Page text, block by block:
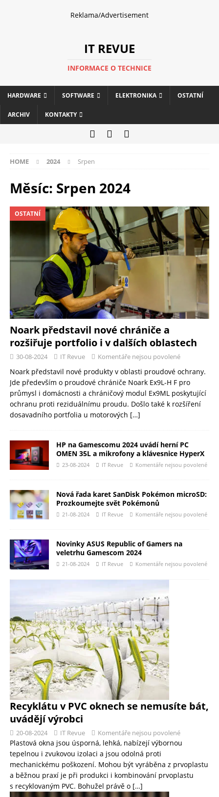
Reklama/Advertisement
IT REVUE
INFORMACE O TECHNICE
HARDWARE SOFTWARE ELEKTRONIKA OSTATNÍ
ARCHIV KONTAKTY
HOME 2024 Srpen
Měsíc: Srpen 2024
OSTATNÍ
Noark představil nové chrániče a
rozšiřuje portfolio i v dalších oblastech
30-08-2024 IT Revue Komentáře nejsou povolené
Noark představil nové produkty v oblasti proudové ochrany.
Jde především o proudové chrániče Noark Ex9L-H F pro
průmysl i domácnosti a chráničový modul Ex9ML poskytující
ochranu proti reziduálnímu proudu. Došlo také k rozšíření
dosavadního portfolia u motorových […]
HP na Gamescomu 2024 uvádí herní PC
OMEN 35L a mikrofony a klávesnice HyperX
23-08-2024 IT Revue Komentáře nejsou povolené
Nová řada karet SanDisk Pokémon microSD:
Prozkoumejte svět Pokémonů
21-08-2024 IT Revue Komentáře nejsou povolené
Novinky ASUS Republic of Gamers na
veletrhu Gamescom 2024
21-08-2024 IT Revue Komentáře nejsou povolené
Recyklátu v PVC oknech se nemusíte bát,
uvádějí výrobci
20-08-2024 IT Revue Komentáře nejsou povolené
Plastová okna jsou úsporná, lehká, nabízejí výbornou
tepelnou i zvukovou izolaci a jsou odolná proti
mechanickému poškození. Mohou být vyráběna z prvoplastu
a běžnou praxí je při produkci i kombinování prvoplastu
s recyklovaným PVC. Bohužel právě o […]